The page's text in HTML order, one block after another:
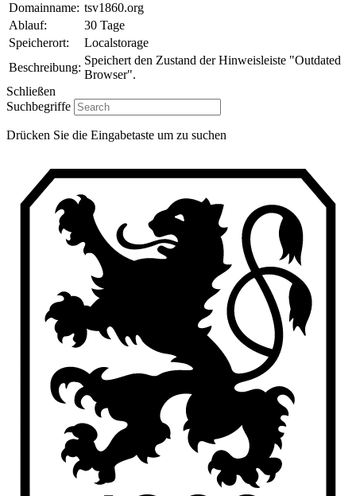
Domainname: tsv1860.org
Ablauf:
30 Tage
Speicherort:
Localstorage
Beschreibung:
Speichert den Zustand der Hinweisleiste "Outdated
Browser".
Schließen
Suchbegriffe
Drücken Sie die Eingabetaste um zu suchen